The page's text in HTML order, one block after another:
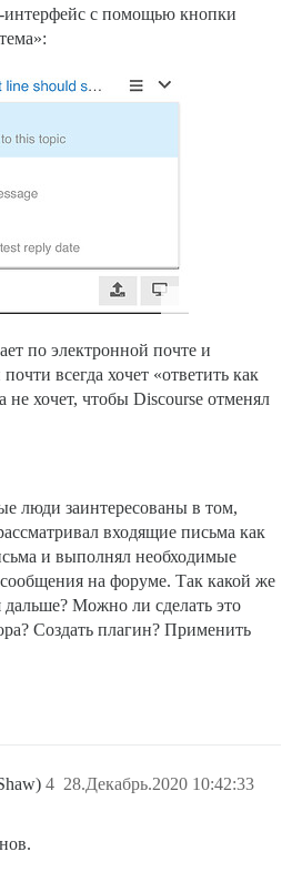
интерфейс с помощью кнопки
по электронной почте и
всегда хочет «ответить как
не хочет, чтобы Discourse отменял
люди заинтересованы в том,
входящие письма как
и выполнял необходимые
на форуме. Так какой же
Можно ли сделать это
Создать плагин? Применить
28.Декабрь.2020 10:42:33
4